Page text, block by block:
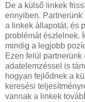
De a külső linkek
ennyiben.
a linkek állapotát, és
problémát észlelnek.
mindig a legjobb
Ezen felül
adatelemzéssel is
hogyan fejlődnek a
keresési
vannak a linkek